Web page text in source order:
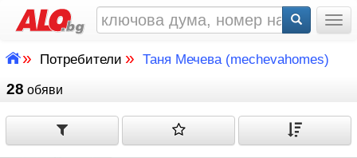
» Потребители» Таня Мечева (mechevahomes)
28 обяви